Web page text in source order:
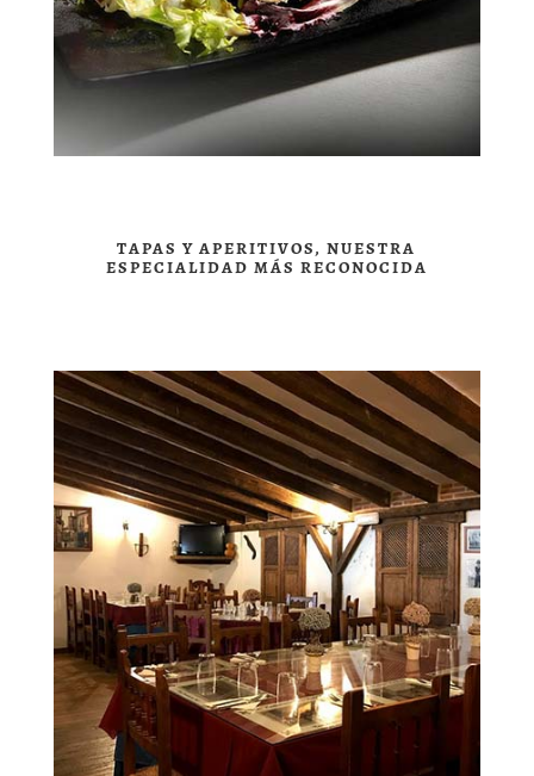
TAPAS Y APERITIVOS, NUESTRA
ESPECIALIDAD MÁS RECONOCIDA